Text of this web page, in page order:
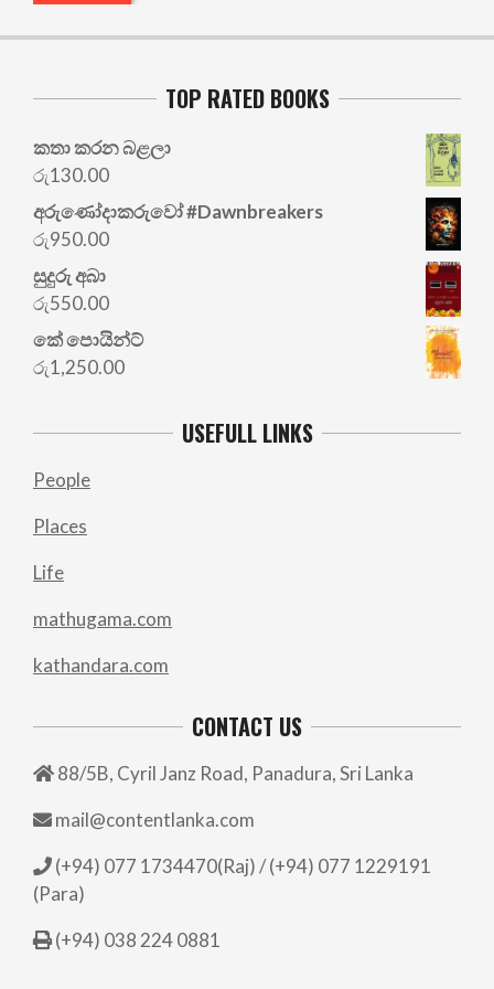
TOP RATED BOOKS
කතා කරන බළලා
රු130.00
අරු‍ණෝදාකරුවෝ #Dawnbreakers
රු950.00
සුදුරු අබා
රු550.00
කේ පොයින්ට්
රු1,250.00
USEFULL LINKS
People
Places
Life
mathugama.com
kathandara.com
CONTACT US
88/5B, Cyril Janz Road, Panadura, Sri Lanka
mail@contentlanka.com
(+94) 077 1734470(Raj) / (+94) 077 1229191
(Para)
(+94) 038 224 0881